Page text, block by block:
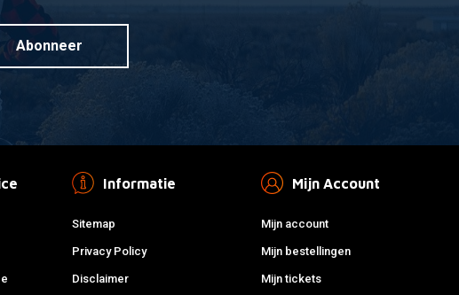
Abonneer
Informatie
Sitemap
Privacy Policy
Disclaimer
Mijn Account
Mijn account
Mijn bestellingen
Mijn tickets